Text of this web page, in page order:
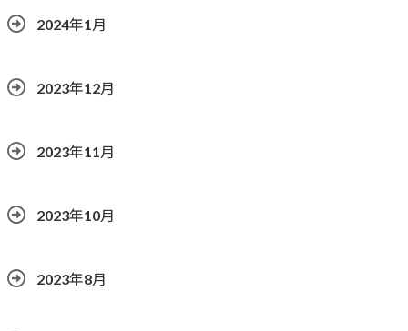
2024年1月
2023年12月
2023年11月
2023年10月
2023年8月